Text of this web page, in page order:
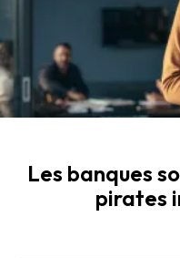
Les banques
pirates